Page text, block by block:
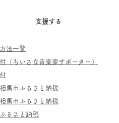
支援する
法一覧
（ちいさな音楽家サポーター）
馬市ふるさと納税
馬市ふるさと納税
るさと納税